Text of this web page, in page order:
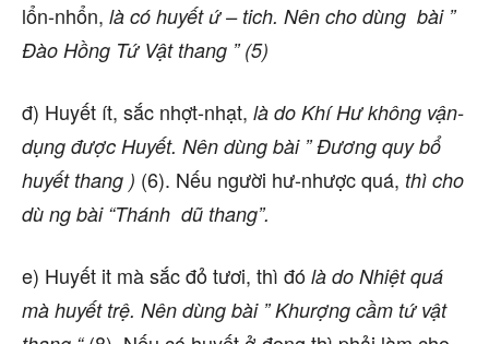
lổn-nhổn, là có huyết ứ – tich. Nên cho dùng bài ”
Đào Hồng Tứ Vật thang ” (5)
đ) Huyết ít, sắc nhợt-nhạt, là do Khí Hư không vận-
dụng được Huyết. Nên dùng bài ” Đương quy bổ
huyết thang ) (6). Nếu người hư-nhược quá, thì cho
dù ng bài “Thánh dũ thang”.
e) Huyết it mà sắc đỏ tươi, thì đó là do Nhiệt quá
mà huyết trệ. Nên dùng bài ” Khurợng cầm tứ vật